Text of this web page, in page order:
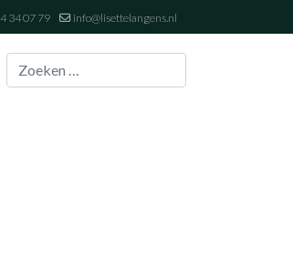
34 07 79 info@lisettelangens.nl
Zoeken